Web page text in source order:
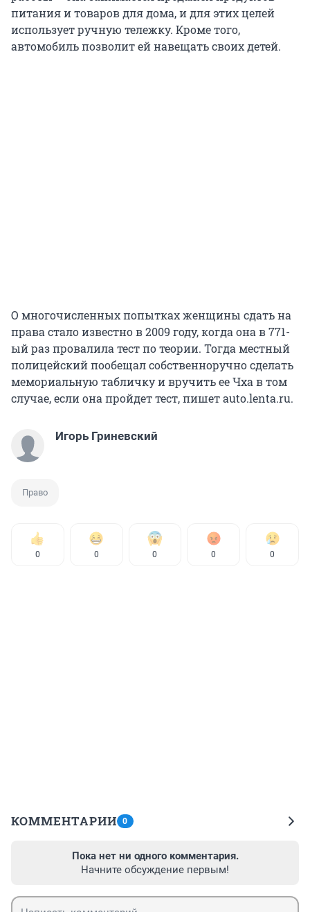
питания и товаров для дома, и для этих целей
использует ручную тележку. Кроме того,
автомобиль позволит ей навещать своих детей.
О многочисленных попытках женщины сдать на
права стало известно в 2009 году, когда она в 771-
ый раз провалила тест по теории. Тогда местный
полицейский пообещал собственноручно сделать
мемориальную табличку и вручить ее Чха в том
случае, если она пройдет тест, пишет auto.lenta.ru.
Игорь Гриневский
Право
0 0 0 0 0
КОММЕНТАРИИ 0
Пока нет ни одного комментария.
Начните обсуждение первым!